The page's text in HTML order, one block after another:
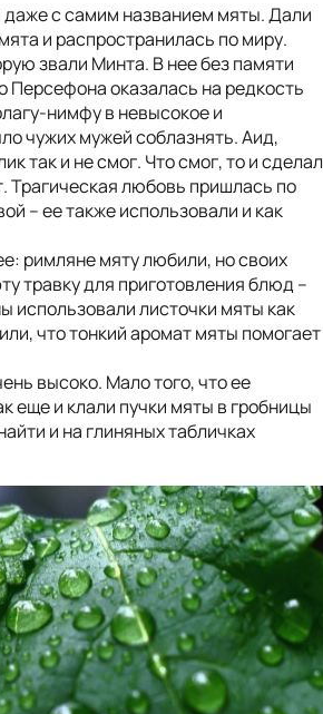
даже с самим названием мяты. Дали
и распространилась по миру.
звали Минта. В нее без памяти
Персефона оказалась на редкость
нимфу в невысокое и
чужих мужей соблазнять. Аид,
так и не смог. Что смог, то и сделал
Трагическая любовь пришлась по
– ее также использовали и как
римляне мяту любили, но своих
травку для приготовления блюд –
использовали листочки мяты как
что тонкий аромат мяты помогает
высоко. Мало того, что ее
еще и клали пучки мяты в гробницы
и на глиняных табличках